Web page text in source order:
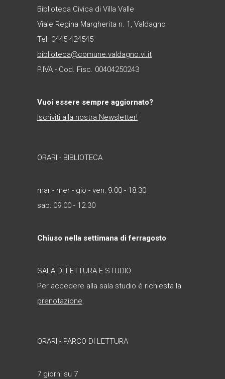
Biblioteca Civica di Villa Valle
Viale Regina Margherita n. 1, Valdagno
Tel. 0445 424545
biblioteca@comune.valdagno.vi.it
P.IVA - Cod. Fisc. 00404250243
Vuoi essere sempre aggiornato?
Iscriviti alla nostra Newsletter!
ORARI - BIBLIOTECA
mar - mer - gio - ven: 9.00 - 18.30
sab: 09.00 - 12.30
Chiuso nella settimana di ferragosto
SALA DI LETTURA E STUDIO
Per accedere alla sala studio è richiesta la
prenotazione
ORARI - PARCO DI LETTURA
7 giorni su 7